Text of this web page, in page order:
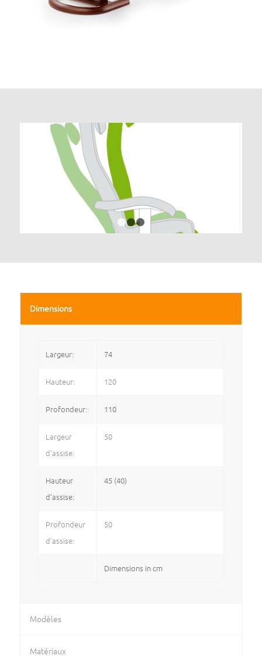
1 2 3
Dimensions
Largeur: 74
Hauteur: 120
Profondeur: 110
Largeur
d’assise:
50
Hauteur
d’assise:
45 (40)
Profondeur
d’assise:
50
Dimensions in cm
Modèles
Matériaux